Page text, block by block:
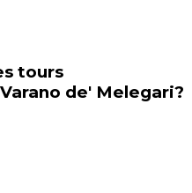
tours
de' Melegari?